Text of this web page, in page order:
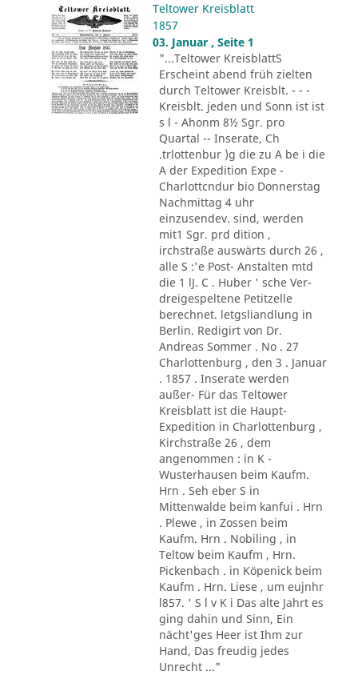
Teltower Kreisblatt
1857
03. Januar , Seite 1
"...Teltower KreisblattS
Erscheint abend früh zielten
durch Teltower Kreisblt. - - -
Kreisblt. jeden und Sonn ist ist
s l - Ahonm 8½ Sgr. pro
Quartal -- Inserate, Ch
.trlottenbur )g die zu A be i die
A der Expedition Expe -
Charlottcndur bio Donnerstag
Nachmittag 4 uhr
einzusendev. sind, werden
mit1 Sgr. prd dition ,
irchstraße auswärts durch 26 ,
alle S :'e Post- Anstalten mtd
die 1 lJ. C . Huber ' sche Ver-
dreigespeltene Petitzelle
berechnet. letgsliandlung in
Berlin. Redigirt von Dr.
Andreas Sommer . No . 27
Charlottenburg , den 3 . Januar
. 1857 . Inserate werden
außer- Für das Teltower
Kreisblatt ist die Haupt-
Expedition in Charlottenburg ,
Kirchstraße 26 , dem
angenommen : in K -
Wusterhausen beim Kaufm.
Hrn . Seh eber S in
Mittenwalde beim kanfui . Hrn
. Plewe , in Zossen beim
Kaufm. Hrn . Nobiling , in
Teltow beim Kaufm , Hrn.
Pickenbach . in Köpenick beim
Kaufm . Hrn. Liese , um eujnhr
l857. ' S l v K i Das alte Jahrt es
ging dahin und Sinn, Ein
nächt'ges Heer ist Ihm zur
Hand, Das freudig jedes
Unrecht ..."